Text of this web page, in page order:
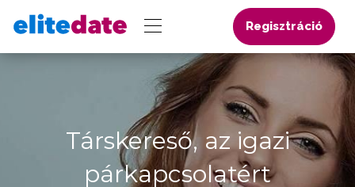
Regisztráció
Társkereső, az igazi
párkapcsolatért